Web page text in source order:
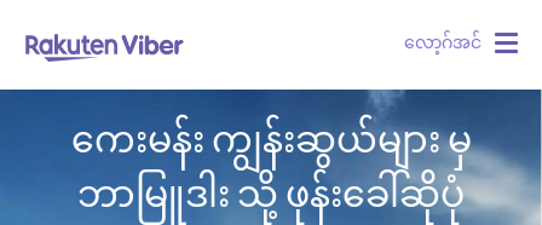
လော့ဂ်အင်
ကေးမန်း ကျွန်းဆွယ်များ မှ
ဘာမြူဒါး သို့ ဖုန်းခေါ်ဆိုပုံ